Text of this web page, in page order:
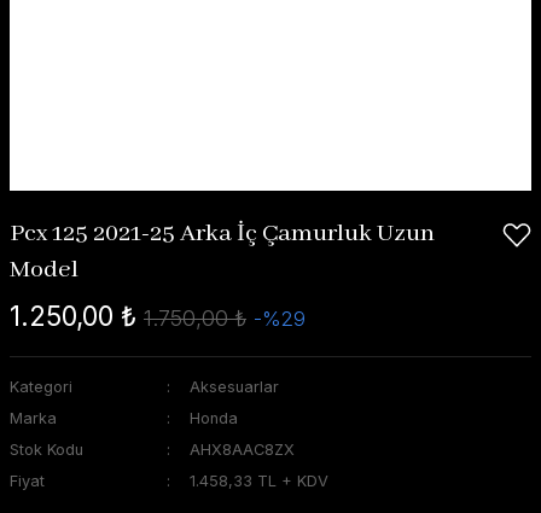
Pcx 125 2021-25 Arka İç Çamurluk Uzun
Model
1.250,00 ₺ 1.750,00 ₺ -%29
Kategori
Aksesuarlar
Marka
Honda
Stok Kodu
AHX8AAC8ZX
Fiyat
1.458,33 TL + KDV